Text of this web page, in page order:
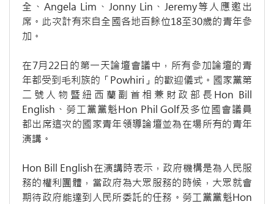
全、Angela Lim、Jonny Lin、Jeremy等人應邀出
席。此次計有來自全國各地百餘位18至30歲的青年參
加。
在7月22日的第一天論壇會議中，所有參加論壇的青
年都受到毛利族的「Powhiri」的歡迎儀式。國家黨第
二號人物暨紐西蘭副首相兼財政部長Hon Bill
English、勞工黨黨魁Hon Phil Golf及多位國會議員
都出席這次的國家青年領導論壇並為在場所有的青年
演講。
Hon Bill English在演講時表示，政府機構是為人民服
務的權利團體，當政府為大眾服務的時候，大眾就會
期待政府能達到人民所委託的任務。勞工黨黨魁Hon